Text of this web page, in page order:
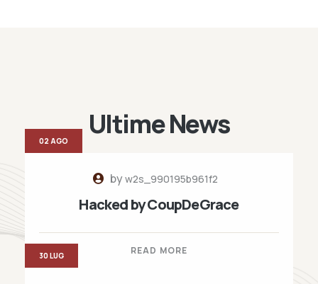
Ultime News
byw2s_990195b961f2
Hacked by CoupDeGrace
READ MORE
02 AGO
30 LUG